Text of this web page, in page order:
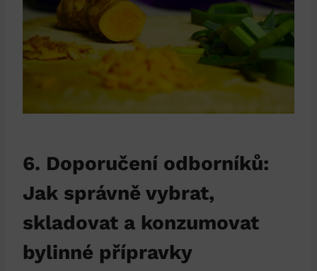
6. Doporučení odborníků:
Jak správně vybrat,
skladovat a konzumovat
bylinné přípravky